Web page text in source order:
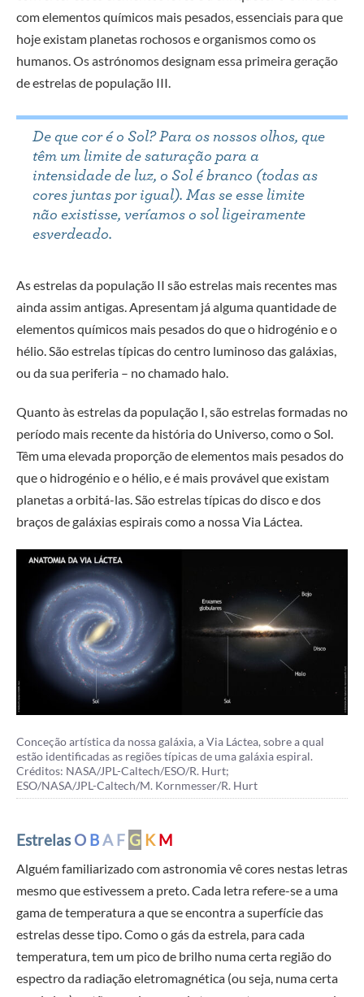
com elementos químicos mais pesados, essenciais para que
hoje existam planetas rochosos e organismos como os
humanos. Os astrónomos designam essa primeira geração
de estrelas de população III.
De que cor é o Sol? Para os nossos olhos, que
têm um limite de saturação para a
intensidade de luz, o Sol é branco (todas as
cores juntas por igual). Mas se esse limite
não existisse, veríamos o sol ligeiramente
esverdeado.
As estrelas da população II são estrelas mais recentes mas
ainda assim antigas. Apresentam já alguma quantidade de
elementos químicos mais pesados do que o hidrogénio e o
hélio. São estrelas típicas do centro luminoso das galáxias,
ou da sua periferia – no chamado halo.
Quanto às estrelas da população I, são estrelas formadas no
período mais recente da história do Universo, como o Sol.
Têm uma elevada proporção de elementos mais pesados do
que o hidrogénio e o hélio, e é mais provável que existam
planetas a orbitá-las. São estrelas típicas do disco e dos
braços de galáxias espirais como a nossa Via Láctea.
Conceção artística da nossa galáxia, a Via Láctea, sobre a qual
estão identificadas as regiões típicas de uma galáxia espiral.
Créditos: NASA/JPL-Caltech/ESO/R. Hurt;
ESO/NASA/JPL-Caltech/M. Kornmesser/R. Hurt
EstrelasO B A F G K M
Alguém familiarizado com astronomia vê cores nestas letras
mesmo que estivessem a preto. Cada letra refere-se a uma
gama de temperatura a que se encontra a superfície das
estrelas desse tipo. Como o gás da estrela, para cada
temperatura, tem um pico de brilho numa certa região do
espectro da radiação eletromagnética (ou seja, numa certa